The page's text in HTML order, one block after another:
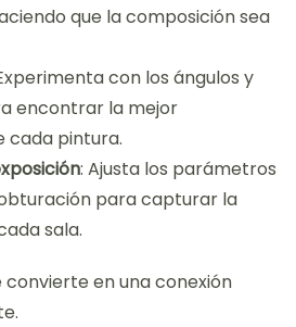
que la composición sea
con los ángulos y
encontrar la mejor
cada pintura.
: Ajusta los parámetros
para capturar la
sala.
convierte en una conexión